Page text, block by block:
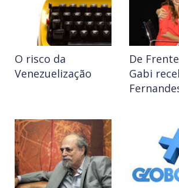
O risco da
Venezuelização
De
Gabi